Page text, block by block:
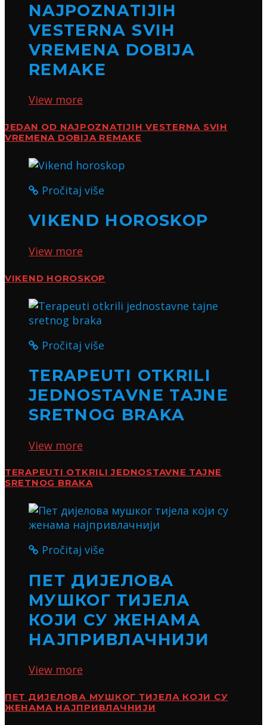
NAJPOZNATIJIH
VESTERNA SVIH
VREMENA DOBIJA
REMAKE
View more
JEDAN OD NAJPOZNATIJIH VESTERNA SVIH
VREMENA DOBIJA REMAKE
Pročitaj više
VIKEND HOROSKOP
View more
VIKEND HOROSKOP
Pročitaj više
TERAPEUTI OTKRILI
JEDNOSTAVNE TAJNE
SRETNOG BRAKA
View more
TERAPEUTI OTKRILI JEDNOSTAVNE TAJNE
SRETNOG BRAKA
Pročitaj više
ПЕТ ДИЈЕЛОВА
МУШКОГ ТИЈЕЛА
КОЈИ СУ ЖЕНАМА
НАЈПРИВЛАЧНИЈИ
View more
ПЕТ ДИЈЕЛОВА МУШКОГ ТИЈЕЛА КОЈИ СУ
ЖЕНАМА НАЈПРИВЛАЧНИЈИ